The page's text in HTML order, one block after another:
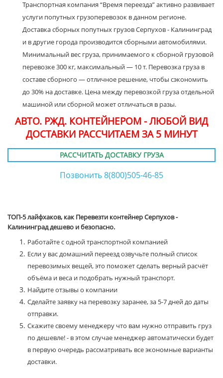
Транспортная компания “Время переезда” активно развивает
услуги попутных грузоперевозок в данном регионе.
Доставка сборных попутных грузов Серпухов - Калининград
и в другие города производится сборными автомобилями.
Минимальный вес груза, принимаемого к сборной грузовой
перевозке 300 кг, максимальный — 10 т. Перевозка груза в
составе сборного — отличное решение, чтобы сэкономить
до 30% на доставке. Цена между перевозкой груза отдельной
машиной или сборной может отличаться в разы.
АВТО. РЖД. КОНТЕЙНЕРОМ - ЛЮБОЙ ВИД
ДОСТАВКИ РАССЧИТАЕМ ЗА 5 МИНУТ
РАССЧИТАТЬ ДОСТАВКУ ГРУЗА
Позвонить 8(800)505-46-85
ТОП-5 лайфхаков, как Перевезти контейнер Серпухов -
Калининград дешево и безопасно.
Работайте с одной транспортной компанией
Если у вас домашний переезд озвучьте полный список
перевозимых вещей, это поможет сделать верный расчёт
объёма и веса и подобрать нужный транспорт.
Найдите отзывы о компании
Сделайте заявку на перевозку заранее, за 5-7 дней до даты
отправки.
Скажите своему менеджеру что вам нужно отправить груз
по дешевле! - в этом случае менеджер автоматически будет
в первую очередь рассматривать все экономные варианты
доставки.